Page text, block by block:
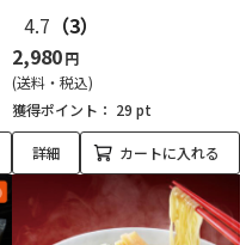
4.7 （3）
2,980円
(送料・税込)
獲得ポイント： 29 pt
詳細 カートに入れる